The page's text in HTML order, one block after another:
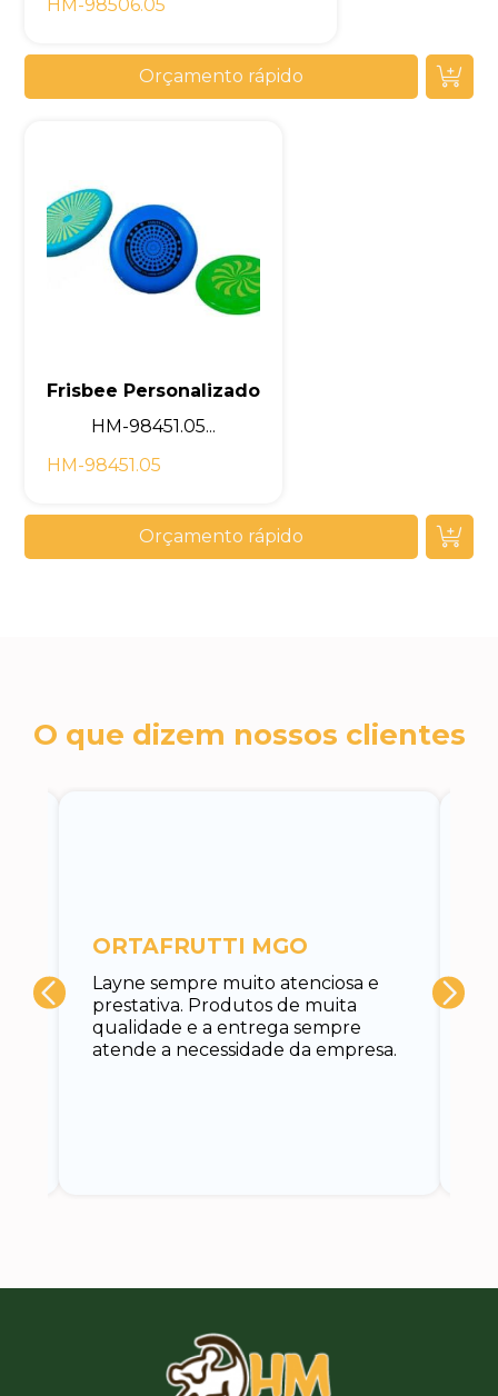
HM-98506.05
Orçamento rápido
Frisbee Personalizado
HM-98451.05...
HM-98451.05
Orçamento rápido
O que dizem nossos clientes
Layne sempre muito atenciosa e
prestativa. Produtos de muita
qualidade e a entrega sempre
atende a necessidade da empresa.
ORTAFRUTTI MGO